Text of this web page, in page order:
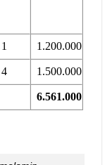
1 1.200.000
4 1.500.000
6.561.000